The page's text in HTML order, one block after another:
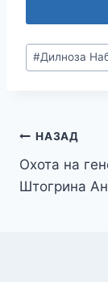
Метки
записи:
#Дилноза
по
НАЗАД
Охота на
Штогрина